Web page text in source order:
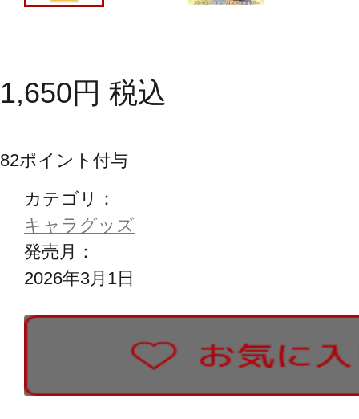
1,650円 税込
82ポイント付与
カテゴリ：
キャラグッズ
発売月：
2026年3月1日